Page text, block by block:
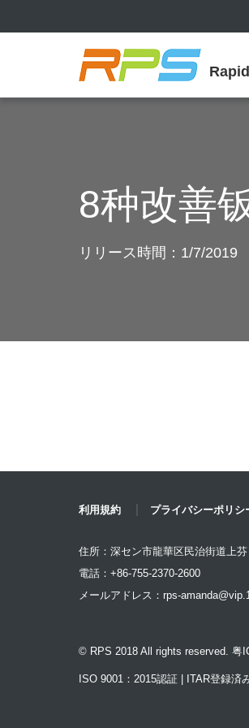
8种改善
リリース時間：1/7/
利用規約 プライバシーポリシ
住所：深セン市龍華区民治街道上
電話：+86-755-2370-2600
メールアドレス： rps-
© RPS 2018 All rights reserved. 粤
ISO 9001：2015認証 | ITAR登録済